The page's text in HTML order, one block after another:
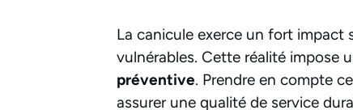
La canicule exerce un fort impact
vulnérables. Cette réalité impose
préventive. Prendre en compte
assurer une qualité de service